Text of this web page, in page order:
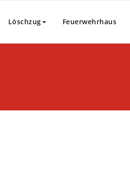
Löschzug Feuerwehrhaus